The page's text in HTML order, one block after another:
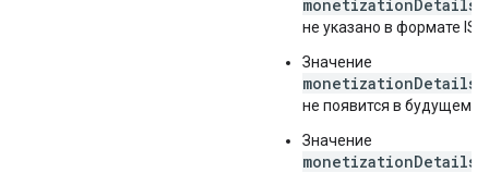
не указано в формате
Значение
не появится в будущем.
Значение